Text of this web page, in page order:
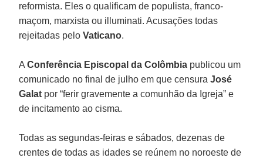
reformista. Eles o qualificam de populista, franco-
maçom, marxista ou illuminati. Acusações todas
rejeitadas peloVaticano.
AConferência Episcopal da Colômbia publicou um
comunicado no final de julho em que censuraJosé
Galat por “ferir gravemente a comunhão da Igreja” e
de incitamento ao cisma.
Todas as segundas-feiras e sábados, dezenas de
crentes de todas as idades se reúnem no noroeste de